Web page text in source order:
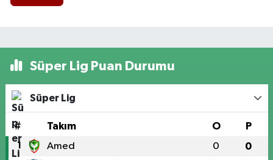
Süper Lig Puan Durumu
Süper Lig
# Takım O P
1 Amed 0 0